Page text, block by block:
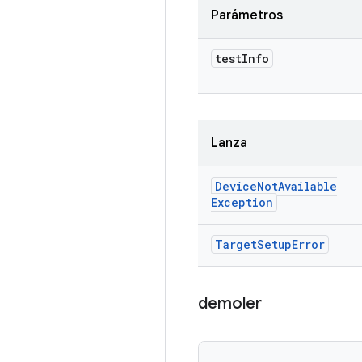
Parámetros
testInfo
Lanza
DeviceNotAvailable
Exception
TargetSetupError
demoler